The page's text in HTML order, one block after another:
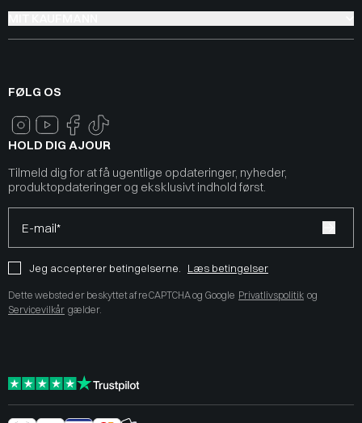
FØLG OS
HOLD DIG AJOUR
Tilmeld dig for at få ugentlige opdateringer, nyheder,
produktopdateringer og eksklusivt indhold først.
E-mail*
Jeg accepterer betingelserne. Læs betingelser
Dette websted er beskyttet af reCAPTCHA og Google Privatlivspolitik og
Servicevilkår gælder.